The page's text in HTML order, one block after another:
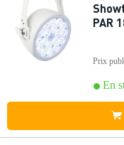
PAR
Prix
En